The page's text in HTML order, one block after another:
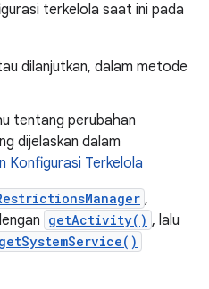
terkelola saat ini pada
dilanjutkan, dalam metode
tentang perubahan
dijelaskan dalam
Konfigurasi Terkelola
,
getActivity() , lalu